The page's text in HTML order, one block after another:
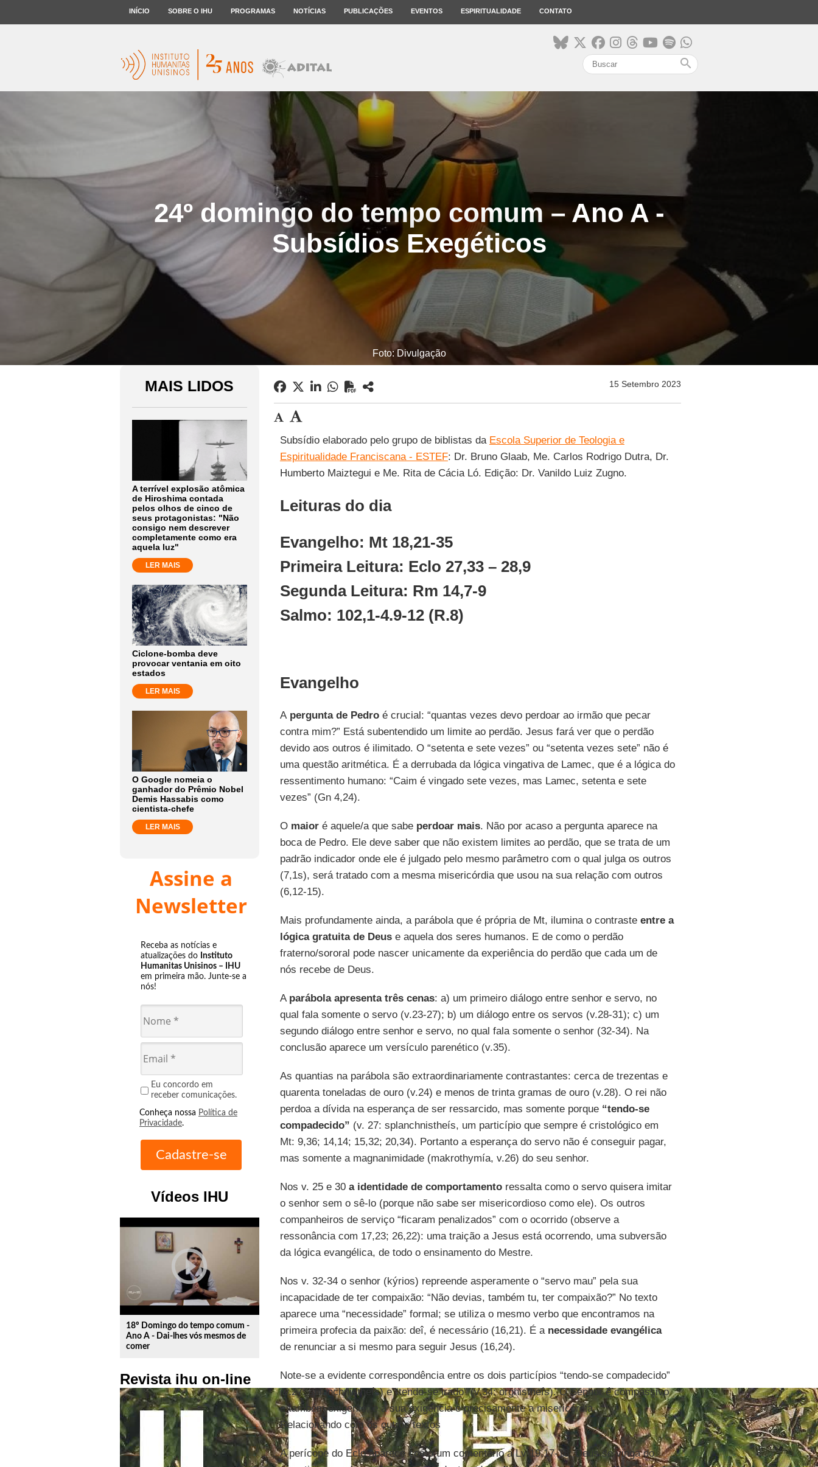
INÍCIO SOBRE O IHU PROGRAMAS NOTÍCIAS PUBLICAÇÕES EVENTOS ESPIRITUALIDADE CONTATO
search
24º domingo do tempo comum – Ano A -
Subsídios Exegéticos
Foto: Divulgação
MAIS LIDOS
A terrível explosão atômica
de Hiroshima contada
pelos olhos de cinco de
seus protagonistas: "Não
consigo nem descrever
completamente como era
aquela luz"
LER MAIS
Ciclone-bomba deve
provocar ventania em oito
estados
LER MAIS
O Google nomeia o
ganhador do Prêmio Nobel
Demis Hassabis como
cientista-chefe
LER MAIS
Assine a
Newsletter
Receba as notícias e
atualizações do Instituto
Humanitas Unisinos – IHU
em primeira mão. Junte-se a
nós!
Eu concordo em
receber comunicações.
Conheça nossa Política de
Privacidade.
Vídeos IHU
play_circle_outline
18º Domingo do tempo comum -
Ano A - Dai-lhes vós mesmos de
comer
Revista ihu on-line
15 Setembro 2023
Subsídio elaborado pelo grupo de biblistas da Escola Superior de Teologia e
Espiritualidade Franciscana - ESTEF: Dr. Bruno Glaab, Me. Carlos Rodrigo Dutra, Dr.
Humberto Maiztegui e Me. Rita de Cácia Ló. Edição: Dr. Vanildo Luiz Zugno.
Leituras do dia
Evangelho: Mt 18,21-35
Primeira Leitura: Eclo 27,33 – 28,9
Segunda Leitura: Rm 14,7-9
Salmo: 102,1-4.9-12 (R.8)
Evangelho
Apergunta de Pedroé crucial: “quantas vezes devo perdoar ao irmão que pecar
contra mim?” Está subentendido um limite ao perdão. Jesus fará ver que o perdão
devido aos outros é ilimitado. O “setenta e sete vezes” ou “setenta vezes sete” não é
uma questão aritmética. É a derrubada da lógica vingativa de Lamec, que é a lógica do
ressentimento humano: “Caim é vingado sete vezes, mas Lamec, setenta e sete
vezes” (Gn 4,24).
O maioré aquele/a que sabeperdoar mais. Não por acaso a pergunta aparece na
boca de Pedro. Ele deve saber que não existem limites ao perdão, que se trata de um
padrão indicador onde ele é julgado pelo mesmo parâmetro com o qual julga os outros
(7,1s), será tratado com a mesma misericórdia que usou na sua relação com outros
(6,12-15).
Mais profundamente ainda, a parábola que é própria de Mt, ilumina o contrasteentre a
lógica gratuita de Deuse aquela dos seres humanos. E de como o perdão
fraterno/sororal pode nascer unicamente da experiência do perdão que cada um de
nós recebe de Deus.
A parábola apresenta três cenas: a) um primeiro diálogo entre senhor e servo, no
qual fala somente o servo (v.23-27); b) um diálogo entre os servos (v.28-31); c) um
segundo diálogo entre senhor e servo, no qual fala somente o senhor (32-34). Na
conclusão aparece um versículo parenético (v.35).
As quantias na parábola são extraordinariamente contrastantes: cerca de trezentas e
quarenta toneladas de ouro (v.24) e menos de trinta gramas de ouro (v.28). O rei não
perdoa a dívida na esperança de ser ressarcido, mas somente porque “tendo-se
compadecido” (v. 27: splanchnistheís, um particípio que sempre é cristológico em
Mt: 9,36; 14,14; 15,32; 20,34). Portanto a esperança do servo não é conseguir pagar,
mas somente a magnanimidade (makrothymía, v.26) do seu senhor.
Nos v. 25 e 30 a identidade de comportamentoressalta como o servo quisera imitar
o senhor sem o sê-lo (porque não sabe ser misericordioso como ele). Os outros
companheiros de serviço “ficaram penalizados” com o ocorrido (observe a
ressonância com 17,23; 26,22): uma traição a Jesus está ocorrendo, uma subversão
da lógica evangélica, de todo o ensinamento do Mestre.
Nos v. 32-34 o senhor (kýrios) repreende asperamente o “servo mau” pela sua
incapacidade de ter compaixão: “Não devias, também tu, ter compaixão?” No texto
aparece uma “necessidade” formal; se utiliza o mesmo verbo que encontramos na
primeira profecia da paixão: deî, é necessário (16,21). É a necessidade evangélica
de renunciar a si mesmo para seguir Jesus (16,24).
Note-se a evidente correspondência entre os dois particípios “tendo-se compadecido”
(v.27: splanchnistheís) e “tendo-se irado” (v.34: orghistheís). O Senhor é compassivo
e também exigente, e a sua exigência é precisamente a misericórdia.
Relacionando com os outros textos
A perícope do Eclo aparece como um comentário a Lv 19,17-18: Deus se vinga do